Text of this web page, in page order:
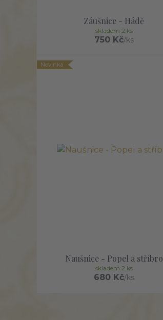
Záušnice - Hádě
750 Kč/ks
skladem 2 ks
Novinka
Naušnice - Popel a stříbro
680 Kč/ks
skladem 2 ks